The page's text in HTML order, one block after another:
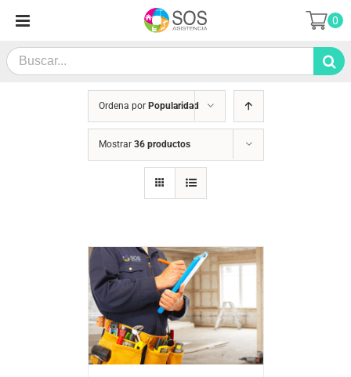
contenido
Search
for:
0
Ordena por Popularidad
Mostrar 36 productos